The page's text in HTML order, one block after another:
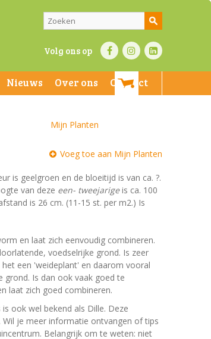
Volg ons op
Nieuws Over ons Contact
Mijn Planten
Voeg toe aan Mijn Planten
is geelgroen en de bloeitijd is van ca. ?.
van deze een- tweejarigeis ca. 100
is 26 cm. (11-15 st. per m2.) Is
en laat zich eenvoudig combineren.
voedselrijke grond. Is zeer
een 'weideplant' en daarom vooral
grond. Is dan ook vaak goed te
laat zich goed combineren.
ook wel bekend als Dille. Deze
je meer informatie ontvangen of tips
Belangrijk om te weten: niet